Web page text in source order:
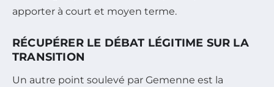
apporter à court et moyen terme.
RÉCUPÉRER LE DÉBAT LÉGITIME SUR LA
TRANSITION
Un autre point soulevé par Gemenne est la